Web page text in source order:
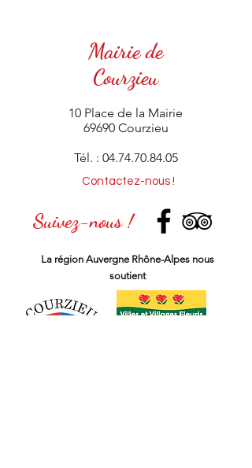
Mairie de
Courzieu
10 Place de la Mairie
69690 Courzieu
Tél. : 04.74.70.84.05
Contactez-nous !
Suivez-nous !
La région Auvergne Rhône-Alpes nous
soutient